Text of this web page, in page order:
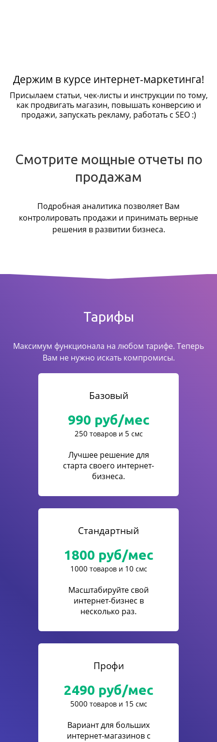
Держим в курсе интернет-маркетинга!
Присылаем статьи, чек-листы и инструкции по тому,
как продвигать магазин, повышать конверсию и
продажи, запускать рекламу, работать с SEO :)
Смотрите мощные отчеты по
продажам
Подробная аналитика позволяет Вам
контролировать продажи и принимать верные
решения в развитии бизнеса.
Тарифы
Максимум функционала на любом тарифе. Теперь
Вам не нужно искать компромисы.
Базовый
990 руб/мес
250 товаров и 5 смс
Лучшее решение для
старта своего интернет-
бизнеса.
Стандартный
1800 руб/мес
1000 товаров и 10 смс
Масштабируйте свой
интернет-бизнес в
несколько раз.
Профи
2490 руб/мес
5000 товаров и 15 смс
Вариант для больших
интернет-магазинов с